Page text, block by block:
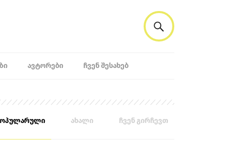
ᲐᲕᲢᲝᲠᲔᲑᲘ ᲩᲕᲔᲜ ᲨᲔᲡᲐᲮᲔᲑ
ახალი ჩვენ გირჩევთ